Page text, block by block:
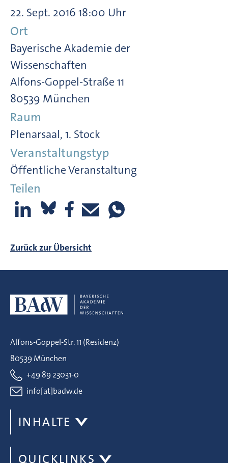
22. Sept. 2016 18:00 Uhr
Ort
Bayerische Akademie der
Wissenschaften
Alfons-Goppel-Straße 11
80539 München
Raum
Plenarsaal, 1. Stock
Veranstaltungstyp
Öffentliche Veranstaltung
Teilen
Zurück zur Übersicht
Alfons-Goppel-Str. 11 (Residenz)
80539 München
+49 89 23031-0
info[at]badw.de
INHALTE
QUICKLINKS